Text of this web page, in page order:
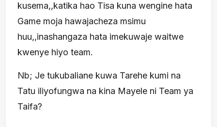
kusema,,katika hao Tisa kuna wengine hata
Game moja hawajacheza msimu
huu,,inashangaza hata imekuwaje waitwe
kwenye hiyo team.
Nb; Je tukubaliane kuwa Tarehe kumi na
Tatu iliyofungwa na kina Mayele ni Team ya
Taifa?